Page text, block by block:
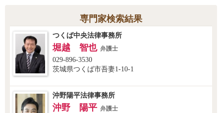
専門家検索結果
つくば中央法律事務所
堀越 智也 弁護士
029-896-3530
茨城県つくば市吾妻1-10-1
沖野陽平法律事務所
沖野 陽平 弁護士